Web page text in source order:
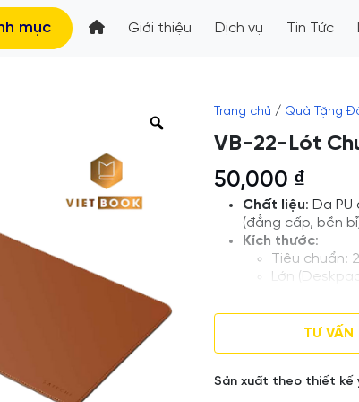
mục Giới thiệu Dịch vụ Tin Tức
Trang chủ / Quà Tặng
VB-22-Lót
50,000 ₫
Chất liệu: Da
(đẳng cấp, bền
Kích thước:
Tiêu chuẩn:
Lớn
Loại: Lót Chuột
Thiết kế và in
Giá tham khảo ,
TƯ VẤN
Sản xuất theo thiết kế